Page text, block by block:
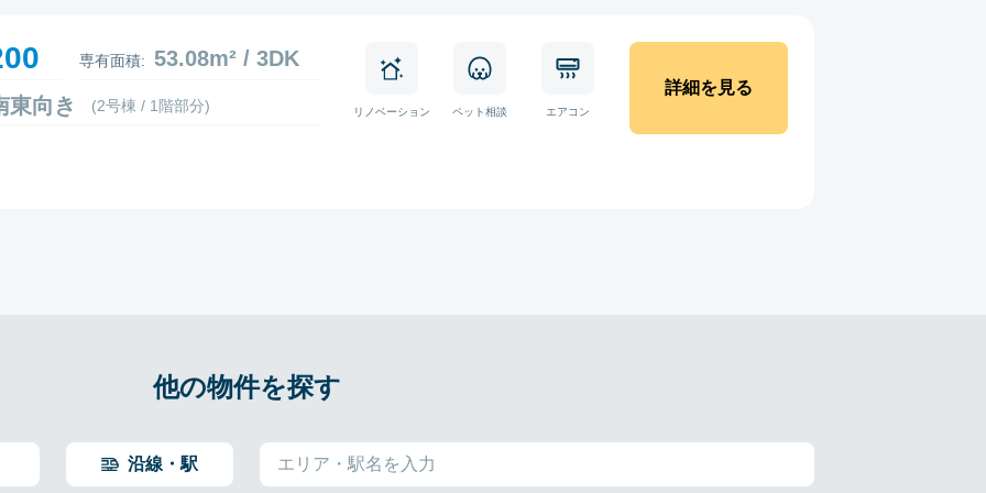
専有面積: 53.08m² / 3DK
東向き
(2号棟 / 1階部分) リノベーション ペット相談 エアコン
詳細を見る
他の物件を探す
沿線・駅